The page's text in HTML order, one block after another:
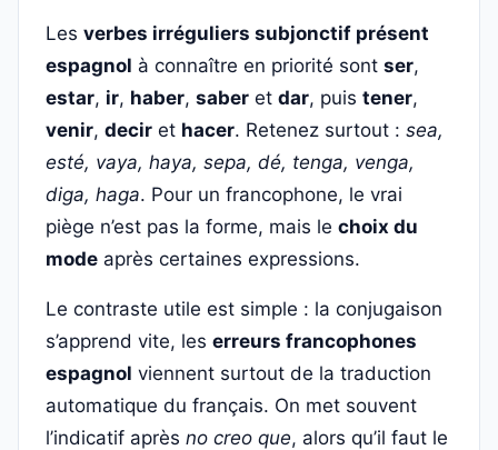
Les verbes irréguliers subjonctif présent
espagnol à connaître en priorité sont ser,
estar, ir, haber, saber et dar, puis tener,
venir, decir et hacer. Retenez surtout : sea,
esté, vaya, haya, sepa, dé, tenga, venga,
diga, haga. Pour un francophone, le vrai
piège n’est pas la forme, mais le choix du
mode après certaines expressions.
Le contraste utile est simple : la conjugaison
s’apprend vite, les erreurs francophones
espagnol viennent surtout de la traduction
automatique du français. On met souvent
l’indicatif après no creo que, alors qu’il faut le